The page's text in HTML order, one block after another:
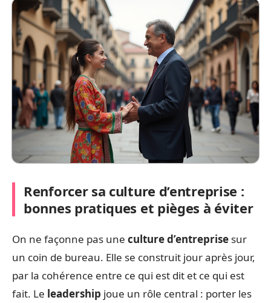
Renforcer sa culture d’entreprise :
bonnes pratiques et pièges à éviter
On ne façonne pas une culture d’entreprise sur
un coin de bureau. Elle se construit jour après jour,
par la cohérence entre ce qui est dit et ce qui est
fait. Le leadership joue un rôle central : porter les